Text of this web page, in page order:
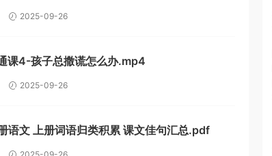
2025-09-26
课4-孩子总撒谎怎么办.mp4
2025-09-26
语文 上册词语归类积累 课文佳句汇总.pdf